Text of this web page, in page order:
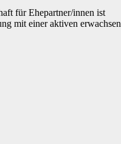
für Ehepartner/innen ist
mit einer aktiven